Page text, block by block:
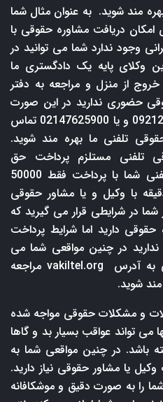
مند شوید. به عنوان مثال شما
دریافت مشاوره حقوقی با
وجود ندارد شما می توانید در
وکلای پایه یک دادگستری ما
از منزل و مراجعه به دفتر
حضوری ندارید در این صورت
نیز می توانید با شماره 09212242670 و یا 02147625900 تماس
تلفنی ما بهره مند شوید.
تلفنی مستلزم پرداخت حق
المشاوره است اما در وکلای تلفنی شما با پرداخت فقط 50000
می توانید به مدت 5 دقیقه با وکیل و یا مشاور حقوقی
در شرایطی قرار می گیرید که
دارید اما شرایط پرداخت
در چنین مواقعی شما می
به آدرس
vakiltel.org مراجعه
شوید.
و مشکلات حقوقی مواجه شده
می تواند عواقب بسیار بد و گاها
باشد. در چنین مواقعی شما به
یا مشاور حقوقی نیاز دارید.
را به صورت دقیق و موشکافانه